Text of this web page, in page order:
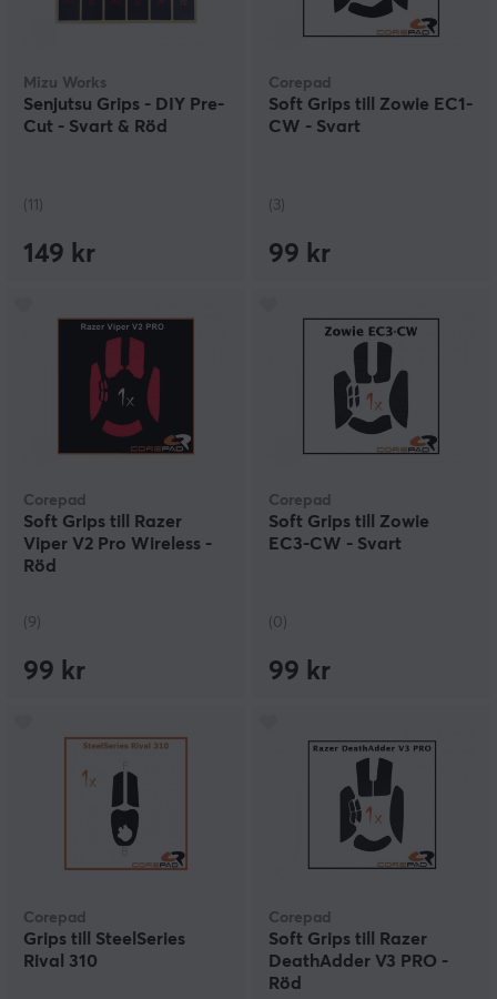
Mizu Works
Senjutsu Grips - DIY Pre-
Cut - Svart & Röd
(11)
149 kr
Corepad
Soft Grips till Zowie EC1-
CW - Svart
(3)
99 kr
Corepad
Soft Grips till Razer
Viper V2 Pro Wireless -
Röd
(9)
99 kr
Corepad
Soft Grips till Zowie
EC3-CW - Svart
(0)
99 kr
Corepad
Grips till SteelSeries
Rival 310
Corepad
Soft Grips till Razer
DeathAdder V3 PRO -
Röd